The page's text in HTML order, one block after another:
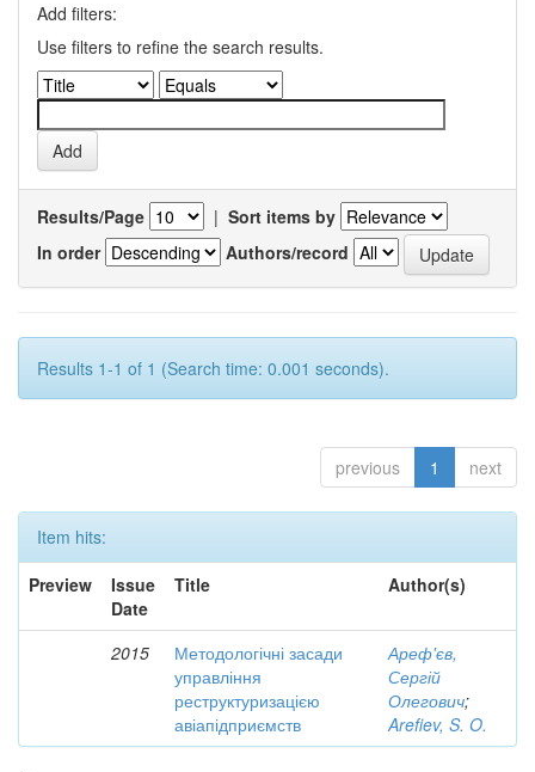
Add filters:
Use filters to refine the search results.
Results/Page | Sort items by
In order
Authors/record
Results 1-1 of 1 (Search time: 0.001 seconds).
previous 1 next
Item hits:
Preview
Issue
Date
Title Author(s)
2015
Методологічні засади
управління
реструктуризацією
авіапідприємств
Ареф'єв,
Сергій
Олегович;
Arefiev, S. O.